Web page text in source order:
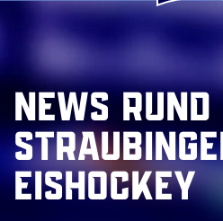
NEWS RUND
EISHOCKEY